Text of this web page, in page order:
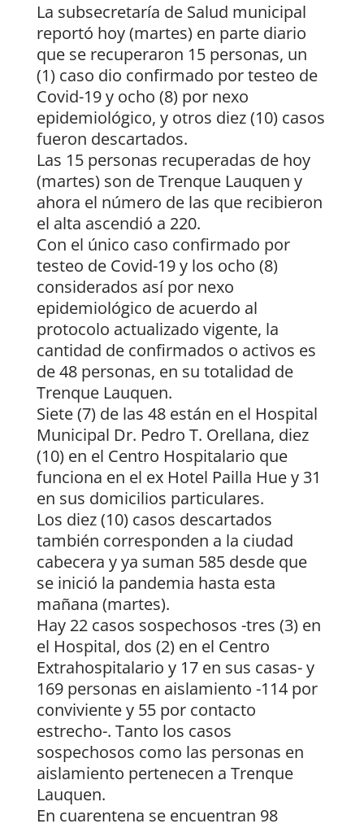
La subsecretaría de Salud municipal
reportó hoy (martes) en parte diario
que se recuperaron 15 personas, un
(1) caso dio confirmado por testeo de
Covid-19 y ocho (8) por nexo
epidemiológico, y otros diez (10) casos
fueron descartados.
Las 15 personas recuperadas de hoy
(martes) son de Trenque Lauquen y
ahora el número de las que recibieron
el alta ascendió a 220.
Con el único caso confirmado por
testeo de Covid-19 y los ocho (8)
considerados así por nexo
epidemiológico de acuerdo al
protocolo actualizado vigente, la
cantidad de confirmados o activos es
de 48 personas, en su totalidad de
Trenque Lauquen.
Siete (7) de las 48 están en el Hospital
Municipal Dr. Pedro T. Orellana, diez
(10) en el Centro Hospitalario que
funciona en el ex Hotel Pailla Hue y 31
en sus domicilios particulares.
Los diez (10) casos descartados
también corresponden a la ciudad
cabecera y ya suman 585 desde que
se inició la pandemia hasta esta
mañana (martes).
Hay 22 casos sospechosos -tres (3) en
el Hospital, dos (2) en el Centro
Extrahospitalario y 17 en sus casas- y
169 personas en aislamiento -114 por
conviviente y 55 por contacto
estrecho-. Tanto los casos
sospechosos como las personas en
aislamiento pertenecen a Trenque
Lauquen.
En cuarentena se encuentran 98